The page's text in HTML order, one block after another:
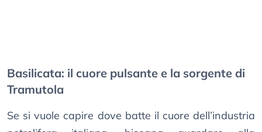
Basilicata: il cuore pulsante e la sorgente di
Tramutola
Se si vuole capire dove batte il cuore dell’industria